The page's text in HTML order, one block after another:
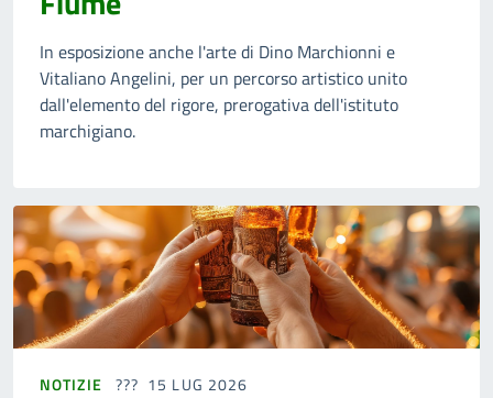
In esposizione anche l'arte di Dino Marchionni e
Vitaliano Angelini, per un percorso artistico unito
dall'elemento del rigore, prerogativa dell'istituto
marchigiano.
NOTIZIE 15 LUG 2026